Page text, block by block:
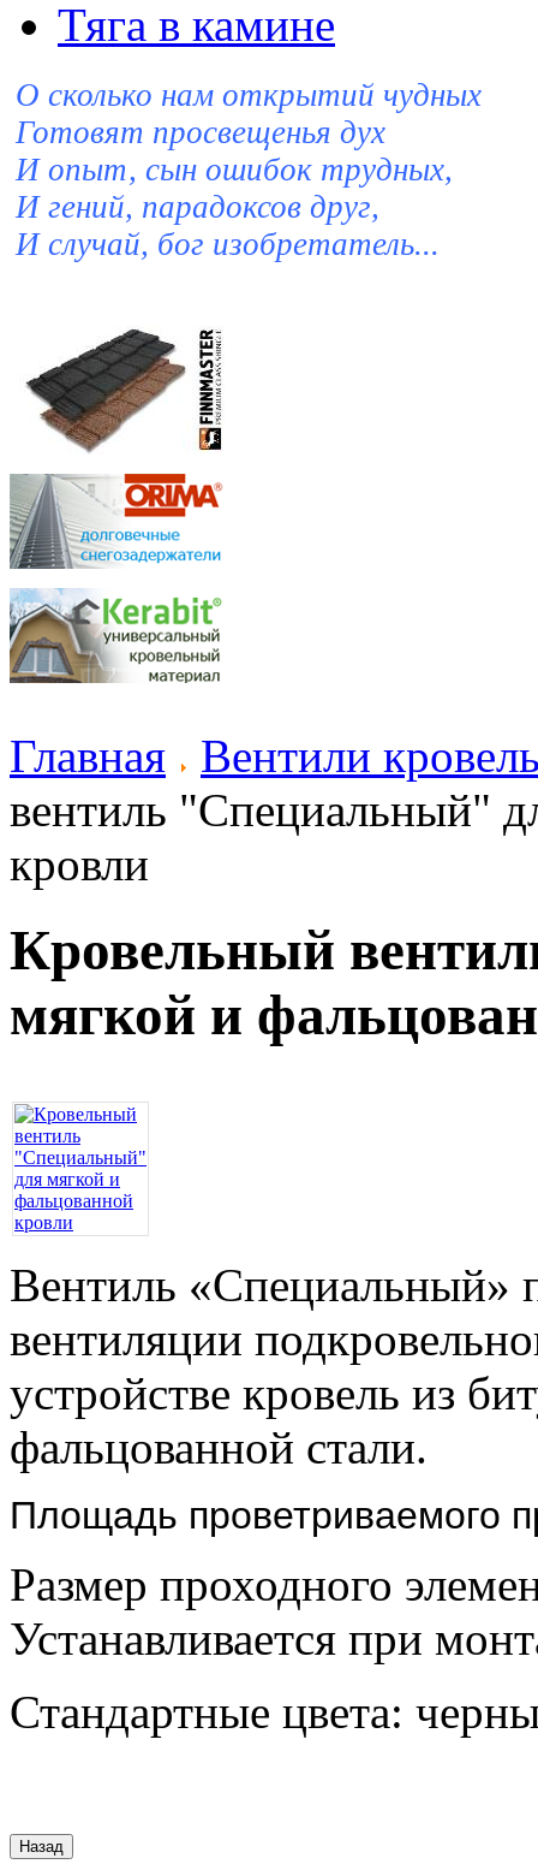
Тяга в камине
О сколько нам открытий чудных
Готовят просвещенья дух
И опыт, сын ошибок трудных,
И гений, парадоксов друг,
И случай, бог изобретатель...
Главная
Вентили
вентиль "Специальный"
кровли
Кровельный
мягкой и
Вентиль «Специальный»
вентиляции
устройстве кровель из
фальцованной стали.
Площадь проветриваемого
Размер проходного
Устанавливается при
Стандартные цвета: